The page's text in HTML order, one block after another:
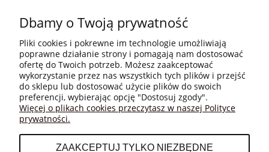
MOJE KONTO
Dbamy o Twoją prywatność
Pliki cookies i pokrewne im technologie umożliwiają
poprawne działanie strony i pomagają nam dostosować
ofertę do Twoich potrzeb. Możesz zaakceptować
wykorzystanie przez nas wszystkich tych plików i przejść
do sklepu lub dostosować użycie plików do swoich
preferencji, wybierając opcję "Dostosuj zgody".
Więcej o plikach cookies przeczytasz w naszej Polityce
prywatności.
ZAAKCEPTUJ TYLKO NIEZBĘDNE